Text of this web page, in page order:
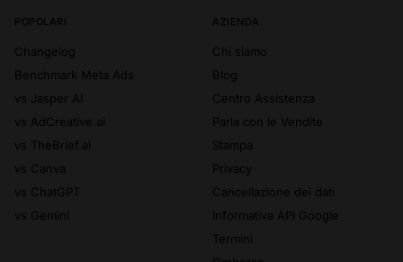
POPOLARI
Changelog
Benchmark Meta Ads
vs Jasper AI
vs AdCreative.ai
vs TheBrief.ai
vs Canva
vs ChatGPT
vs Gemini
AZIENDA
Chi siamo
Blog
Centro Assistenza
Parla con le Vendite
Stampa
Privacy
Cancellazione dei dati
Informativa API Google
Termini